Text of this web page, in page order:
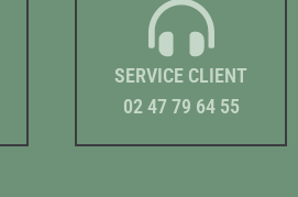
SERVICE CLIENT
02 47 79 64 55